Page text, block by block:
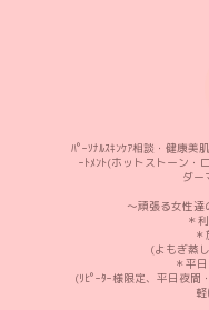
ﾊﾟｰｿﾅﾙｽｷﾝｹｱ相談・健康美
ｰﾄﾒﾝﾄ(ホットストーン・
ダ
〜頑張る女性達
＊
(よもぎ蒸
＊平
(ﾘﾋﾟｰﾀｰ様限定、平日夜間